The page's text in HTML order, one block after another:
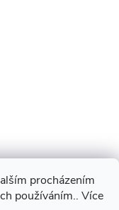
procházením
používáním.. Více